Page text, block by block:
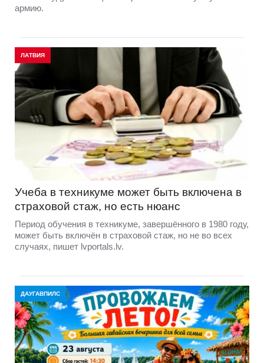
армию.
ЛАТВИЯ
Учеба в техникуме может быть включена в
страховой стаж, но есть нюанс
Период обучения в техникуме, завершённого в 1980 году,
может быть включён в страховой стаж, но не во всех
случаях, пишет lvportals.lv.
ДАУГАВПИЛС